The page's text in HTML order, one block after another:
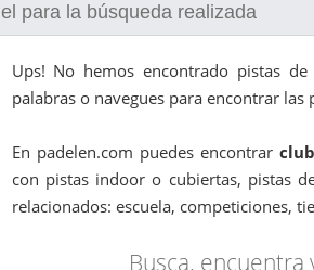
para la búsqueda realizada
Ups! No hemos encontrado pistas
palabras o navegues para encontrar
En padelen.com puedes encontrar
con pistas indoor o cubiertas, pistas
relacionados: escuela, competiciones,
Busca,